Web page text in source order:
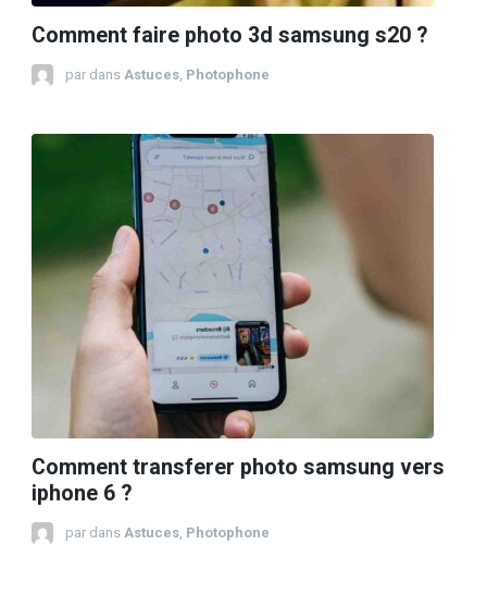
Comment faire photo 3d samsung s20 ?
par dans Astuces Photophone
Comment transferer photo samsung vers
iphone 6 ?
par dans Astuces Photophone